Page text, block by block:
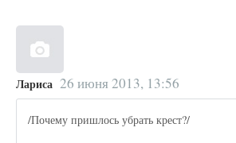
Лариса 26 июня 2013, 13:56
/Почему пришлось убрать крест?/